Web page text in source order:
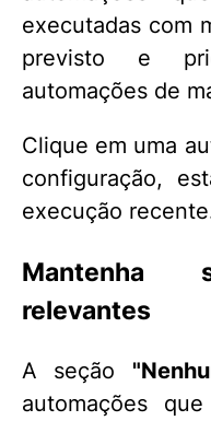
executadas com
previsto e
automações de
Clique em uma
configuração,
execução
Mantenha
relevantes
A seção
automações